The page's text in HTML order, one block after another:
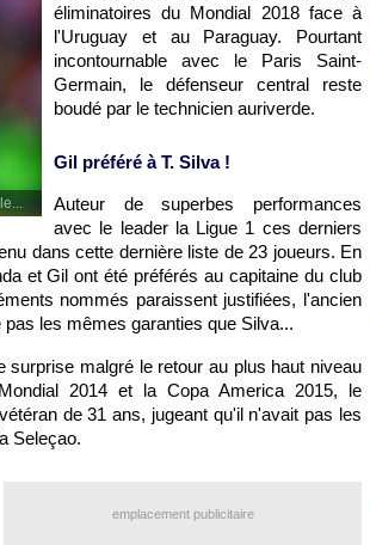
éliminatoires du Mondial 2018 face à
l'Uruguay et au Paraguay. Pourtant
incontournable avec le Paris Saint-
Germain, le défenseur central reste
boudé par le technicien auriverde.
Gil préféré à T. Silva !
Auteur de superbes performances
avec le leader la Ligue 1 ces derniers
dans cette dernière liste de 23 joueurs. En
et Gil ont été préférés au capitaine du club
nommés paraissent justifiées, l'ancien
les mêmes garanties que Silva...
malgré le retour au plus haut niveau
2014 et la Copa America 2015, le
de 31 ans, jugeant qu'il n'avait pas les
Seleçao.
emplacement publicitaire